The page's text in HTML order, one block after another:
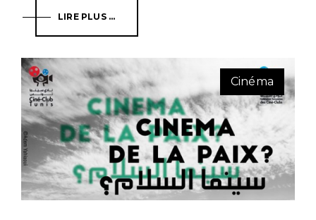
LIRE PLUS ...
Cinéma